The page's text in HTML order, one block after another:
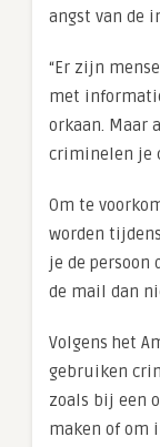
angst van de
“Er zijn
met
orkaan. Maar
criminelen je
Om te
worden
je de
de mail dan
Volgens het
gebruiken
zoals bij een
maken of om